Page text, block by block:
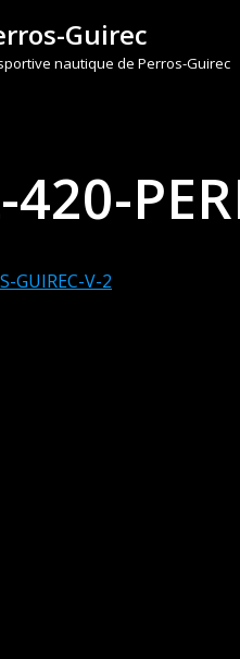
Guirec
nautique de Perros-Guirec
420-
GUIREC-V-2